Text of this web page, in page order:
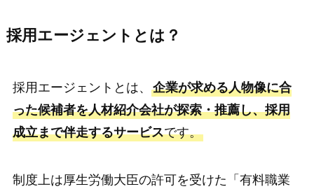
採用エージェントとは？
採用エージェントとは、 企業が求める人物像に合
った候補者を人材紹介会社が探索・推薦し、採用
成立まで伴走するサービスです。
制度上は厚生労働大臣の許可を受けた「有料職業